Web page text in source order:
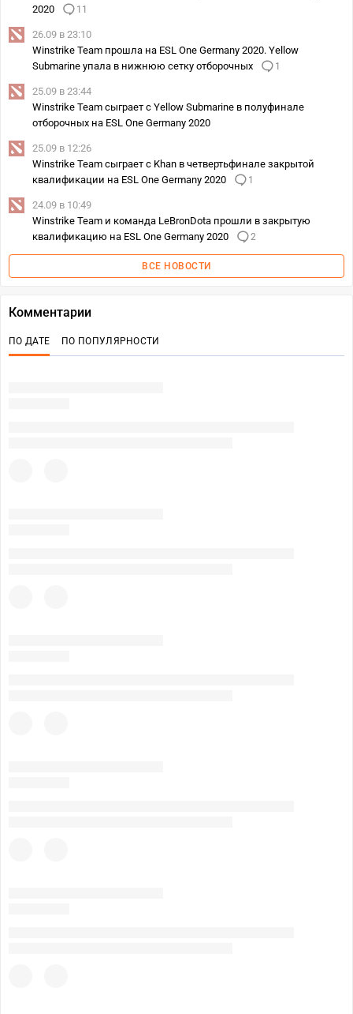
2020
11
26.09 в 23:10
Winstrike Team прошла на ESL One Germany 2020. Yellow
Submarine упала в нижнюю сетку отборочных
1
25.09 в 23:44
Winstrike Team сыграет с Yellow Submarine в полуфинале
отборочных на ESL One Germany 2020
25.09 в 12:26
Winstrike Team сыграет с Khan в четвертьфинале закрытой
квалификации на ESL One Germany 2020
1
24.09 в 10:49
Winstrike Team и команда LeBronDota прошли в закрытую
квалификацию на ESL One Germany 2020
2
ВСЕ НОВОСТИ
Комментарии
ПО ДАТЕ ПО ПОПУЛЯРНОСТИ